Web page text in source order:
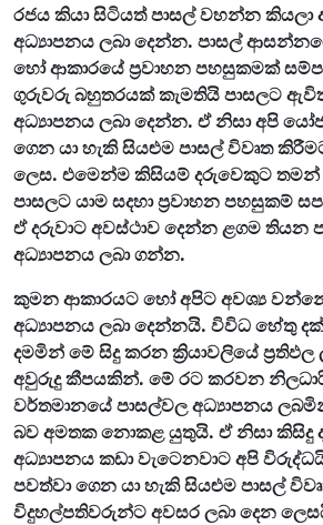
රජය කියා සිටියත් පාසල් වහන්න කියලා
අධ්‍යාපනය ලබා දෙන්න. පාසල්
හෝ ආකාරයේ ප්‍රවාහන පහසුකමක්
ගුරුවරු බහුතරයක් කැමතියි පාසලට
අධ්‍යාපනය ලබා දෙන්න. ඒ නිසා අපි
ගෙන යා හැකි සියළුම පාසල් විවෘත
ලෙස. එමෙන්ම කිසියම් දරුවෙකුට තමන්
පාසලට යාම සදහා ප්‍රවාහන පහසුකම්
ඒ දරුවාට අවස්ථාව දෙන්න ළගම තියන
අධ්‍යාපනය ලබා ගන්න.
කුමන ආකාරයට හෝ අපිට අවශ්‍ය
අධ්‍යාපනය ලබා දෙන්නයි. විවිධ හේතු
දමමින් මේ සිදු කරන ක්‍රියාවලියේ
අවුරුදු කීපයකින්. මේ රට කරවන
වර්තමානයේ පාසල්වල අධ්‍යාපනය
බව අමතක නොකළ යුතුයි. ඒ නිසා කිසිදු
අධ්‍යාපනය කඩා වැටෙනවාට අපි
පවත්වා ගෙන යා හැකි සියළුම පාසල්
විදුහල්පතිවරුන්ට අවසර ලබා දෙන